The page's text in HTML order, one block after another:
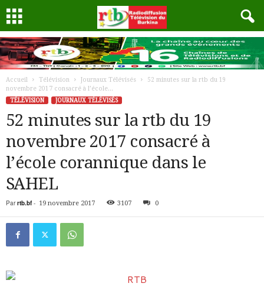
Accueil Télévision Journaux Télévisés
52 minutes sur la rtb du 19
novembre 2017 consacré à l’école...
TÉLÉVISION
JOURNAUX TÉLÉVISÉS
52 minutes sur la rtb du 19
novembre 2017 consacré à
l’école corannique dans le
SAHEL
Par rtb.bf- 19 novembre 2017 3107 0